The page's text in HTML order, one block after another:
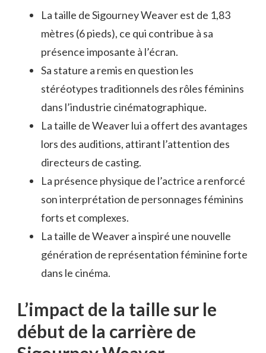
La taille de Sigourney Weaver est de 1,83
mètres (6 pieds), ce qui contribue à sa
présence imposante à l’écran.
Sa stature a remis en question les
stéréotypes traditionnels des rôles féminins
dans l’industrie cinématographique.
La taille de Weaver lui a offert des avantages
lors des auditions, attirant l’attention des
directeurs de casting.
La présence physique de l’actrice a renforcé
son interprétation de personnages féminins
forts et complexes.
La taille de Weaver a inspiré une nouvelle
génération de représentation féminine forte
dans le cinéma.
L’impact de la taille sur le
début de la carrière de